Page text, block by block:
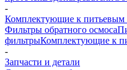
-
Комплектующие к питьевым
Фильтры обратного осмоса
фильтрыКомплектующие к
-
Запчасти и детали